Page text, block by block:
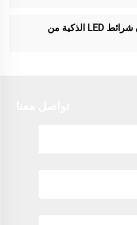
هل يمكنني التحكم بلون شرائط LED الذكية من